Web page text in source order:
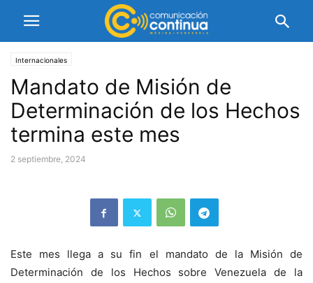
Internacionales
Mandato de Misión de
Determinación de los Hechos
termina este mes
2 septiembre, 2024
Este mes llega a su fin el mandato de la Misión de
Determinación de los Hechos sobre Venezuela de la